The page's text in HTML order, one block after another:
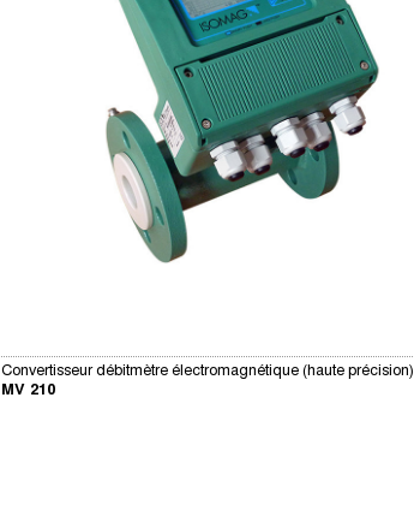
Convertisseur débitmètre électromagnétique (haute précision)
MV 210